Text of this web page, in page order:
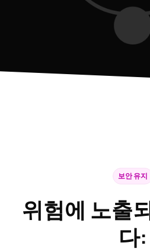
보안 유지
위험에 노출
다: